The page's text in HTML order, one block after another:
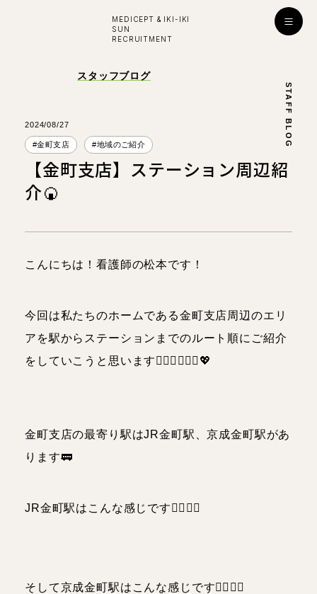
MEDICEPT & IKI-IKI
SUN
RECRUITMENT
学び・成長
対談インタビュー
入社お祝い金プレゼント！
スタッフブログ
STAFF BLOG
2024/08/27
#金町支店 #地域のご紹介
【金町支店】ステーション周辺紹
介🍘
こんにちは！看護師の松本です！
今回は私たちのホームである金町支店周辺のエリ
アを駅からステーションまでのルート順にご紹介
をしていこうと思います💁🏻‍♀️💁🏻‍♂️💖
金町支店の最寄り駅はJR金町駅、京成金町駅があ
ります🚃
JR金町駅はこんな感じです👇🏻👇🏻
そして京成金町駅はこんな感じです👇🏻👇🏻